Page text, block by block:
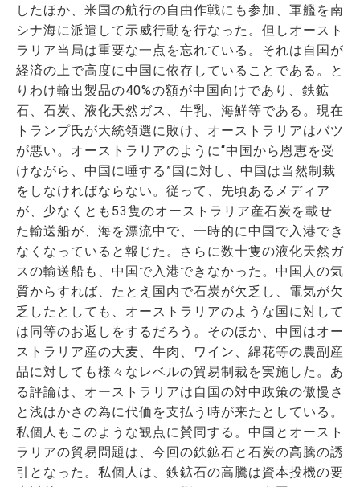
したほか、米国の航行の自由作戦にも参加、軍艦を南
シナ海に派遣して示威行動を行なった。但しオースト
ラリア当局は重要な一点を忘れている。それは自国が
経済の上で高度に中国に依存していることである。と
りわけ輸出製品の40%の額が中国向けであり、鉄鉱
石、石炭、液化天然ガス、牛乳、海鮮等である。現在
トランプ氏が大統領選に敗け、オーストラリアはバツ
が悪い。オーストラリアのように“中国から恩恵を受
けながら、中国に唾する”国に対し、中国は当然制裁
をしなければならない。従って、先頃あるメディア
が、少なくとも53隻のオーストラリア産石炭を載せ
た輸送船が、海を漂流中で、一時的に中国で入港でき
なくなっていると報じた。さらに数十隻の液化天然ガ
スの輸送船も、中国で入港できなかった。中国人の気
質からすれば、たとえ国内で石炭が欠乏し、電気が欠
乏したとしても、オーストラリアのような国に対して
は同等のお返しをするだろう。そのほか、中国はオー
ストラリア産の大麦、牛肉、ワイン、綿花等の農副産
品に対しても様々なレベルの貿易制裁を実施した。あ
る評論は、オーストラリアは自国の対中政策の傲慢さ
と浅はかさの為に代価を支払う時が来たとしている。
私個人もこのような観点に賛同する。中国とオースト
ラリアの貿易問題は、今回の鉄鉱石と石炭の高騰の誘
引となった。私個人は、鉄鉱石の高騰は資本投機の要